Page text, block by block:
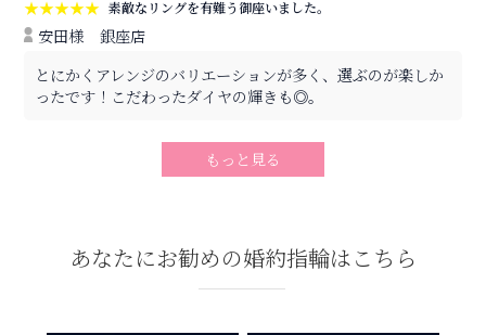
★★★★★ 素敵なリングを有難う御座いました。
安田様
銀座店
とにかくアレンジのバリエーションが多く、選ぶのが楽しか
ったです！こだわったダイヤの輝きも◎。
もっと見る
あなたにお勧めの婚約指輪はこちら